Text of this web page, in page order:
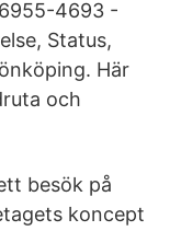
4693 -
Status,
Här
och
besök på
koncept